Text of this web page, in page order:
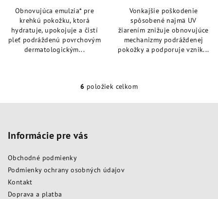
Obnovujúca emulzia* pre
krehkú pokožku, ktorá
hydratuje, upokojuje a čistí
pleť podráždenú povrchovým
dermatologickým...
Vonkajšie poškodenie
spôsobené najmä UV
žiarením znižuje obnovujúce
mechanizmy podráždenej
pokožky a podporuje vznik...
O
v
i
6 položiek celkom
Informácie pre vás
Obchodné podmienky
Podmienky ochrany osobných údajov
Kontakt
Doprava a platba